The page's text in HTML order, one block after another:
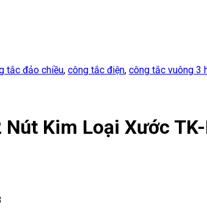
tắc đảo chiều, công tắc điện, công tắc vuông 3
Kim Loại Xước